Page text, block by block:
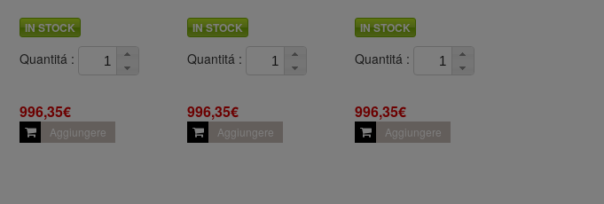
IN STOCK
Quantitá :
996,35€
Aggiungere
IN STOCK
Quantitá :
996,35€
Aggiungere
IN STOCK
Quantitá :
996,35€
Aggiungere